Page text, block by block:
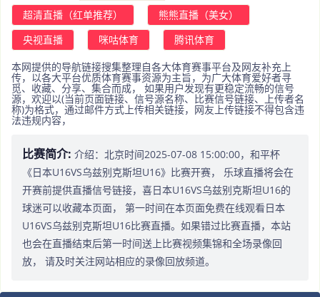
超清直播（红单推荐）
熊熊直播（美女）
央视直播
咪咕体育
腾讯体育
本网提供的导航链接搜集整理自各大体育赛事平台及网友补充上
传，以各大平台优质体育赛事资源为主旨，为广大体育爱好者寻
觅、收藏、分享、集合而成， 如果用户发现有更稳定流畅的信号
源，欢迎以(当前页面链接、信号源名称、比赛信号链接、上传者名
称)为格式，通过邮件方式上传相关链接，网友上传链接不得包含违
法违规内容，
比赛简介: 介绍：北京时间2025-07-08 15:00:00，和平杯
《日本U16VS乌兹别克斯坦U16》比赛开赛， 乐球直播将会在
开赛前提供直播信号链接，喜日本U16VS乌兹别克斯坦U16的
球迷可以收藏本页面， 第一时间在本页面免费在线观看日本
U16VS乌兹别克斯坦U16比赛直播。如果错过比赛直播，本站
也会在直播结束后第一时间送上比赛视频集锦和全场录像回
放， 请及时关注网站相应的录像回放频道。